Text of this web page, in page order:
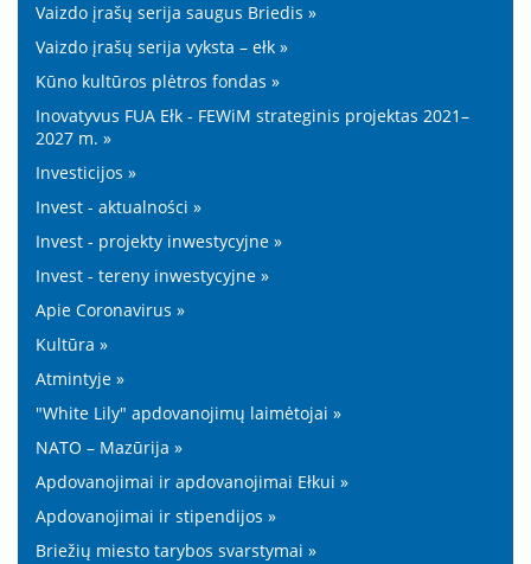
Vaizdo įrašų serija saugus Briedis »
Vaizdo įrašų serija vyksta – ełk »
Kūno kultūros plėtros fondas »
Inovatyvus FUA Ełk - FEWiM strateginis projektas 2021–
2027 m. »
Investicijos »
Invest - aktualności »
Invest - projekty inwestycyjne »
Invest - tereny inwestycyjne »
Apie Coronavirus »
Kultūra »
Atmintyje »
"White Lily" apdovanojimų laimėtojai »
NATO – Mazūrija »
Apdovanojimai ir apdovanojimai Ełkui »
Apdovanojimai ir stipendijos »
Briežių miesto tarybos svarstymai »